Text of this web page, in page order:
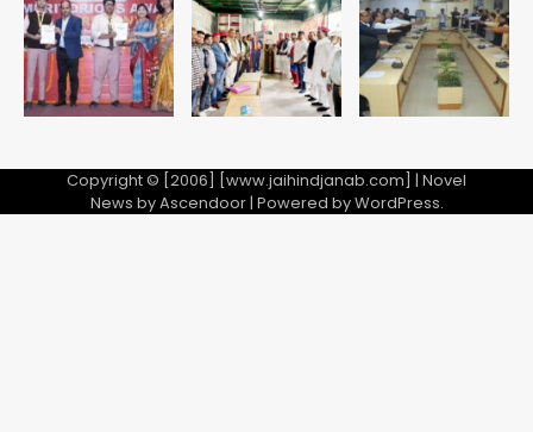
5
Avinash Kumar
Copyright © [2006] [www.jaihindjanab.com] | Novel
News byAscendoor| Powered byWordPress.